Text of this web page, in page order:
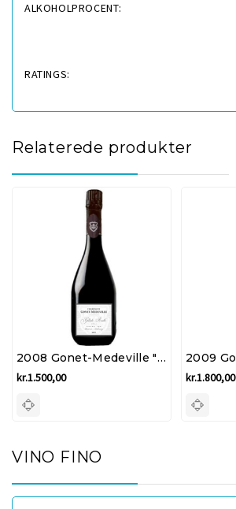
ALKOHOLPROCENT:
RATINGS:
Relaterede produkter
2008 Gonet-Medeville "Cuvée Grande Ruelle" Grand Cru Ambonnay - Champagne
kr.1.500,00
kr.1.800,00
VINO FINO